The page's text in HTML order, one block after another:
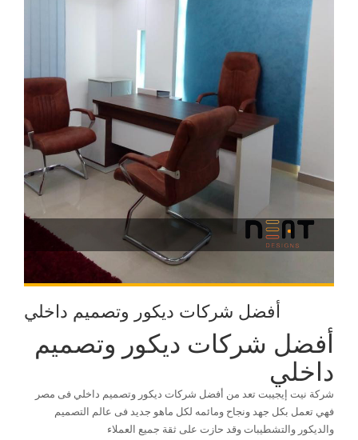
أفضل شركات ديكور وتصميم داخلي
أفضل شركات ديكور وتصميم
داخلي
شركة نيت إيجيبت تعد من أفضل شركات ديكور وتصميم داخلي فى مصر
فهي تعمل بكل جهد ونجاح ومائمه لكل ماهو جديد فى عالم التصميم
والديكور والتشطيبات وقد حازت على ثقة جميع العملاء